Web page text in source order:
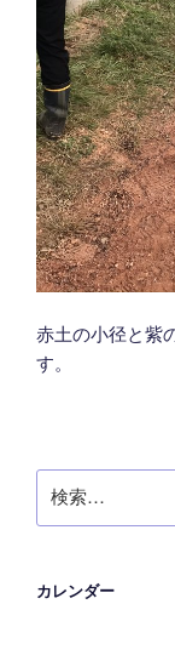
赤土の小径と紫
す。
索:
カレンダー